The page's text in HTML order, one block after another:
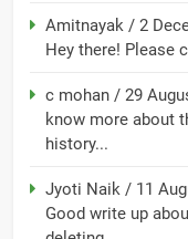
Amitnayak / 2
Hey there! Please
c mohan / 29
know more about
history...
Jyoti Naik / 11
Good write up